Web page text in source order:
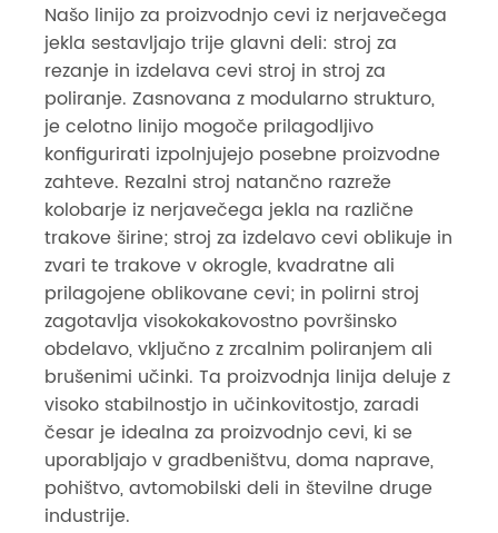
Našo linijo za proizvodnjo cevi iz nerjavečega
jekla sestavljajo trije glavni deli: stroj za
rezanje in izdelava cevi stroj in stroj za
poliranje. Zasnovana z modularno strukturo,
je celotno linijo mogoče prilagodljivo
konfigurirati izpolnjujejo posebne proizvodne
zahteve. Rezalni stroj natančno razreže
kolobarje iz nerjavečega jekla na različne
trakove širine; stroj za izdelavo cevi oblikuje in
zvari te trakove v okrogle, kvadratne ali
prilagojene oblikovane cevi; in polirni stroj
zagotavlja visokokakovostno površinsko
obdelavo, vključno z zrcalnim poliranjem ali
brušenimi učinki. Ta proizvodnja linija deluje z
visoko stabilnostjo in učinkovitostjo, zaradi
česar je idealna za proizvodnjo cevi, ki se
uporabljajo v gradbeništvu, doma naprave,
pohištvo, avtomobilski deli in številne druge
industrije.